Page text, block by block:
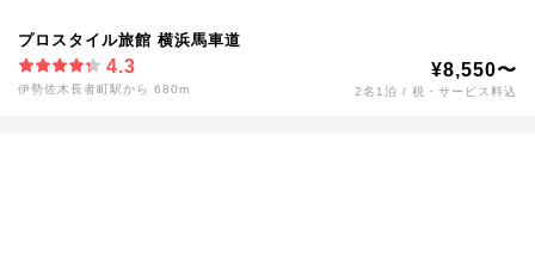
プロスタイル旅館 横浜馬車道
4.3
伊勢佐木長者町駅から 680m
¥8,550〜
2名1泊 / 税・サービス料込